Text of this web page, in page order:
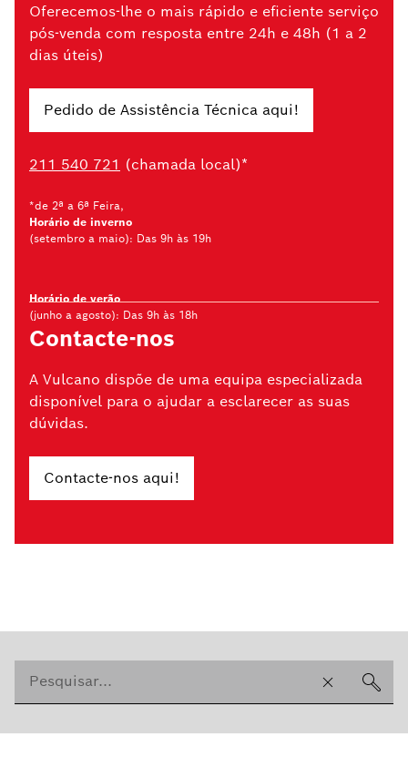
Oferecemos-lhe o mais rápido e eficiente serviço
pós-venda com resposta entre 24h e 48h (1 a 2
dias úteis)
Pedido de Assistência Técnica aqui!
211 540 721 (chamada local)*
*de 2ª a 6ª Feira,
Horário de inverno
(setembro a maio): Das 9h às 19h
Horário de verão
(junho a agosto): Das 9h às 18h
Contacte-nos
A Vulcano dispõe de uma equipa especializada
disponível para o ajudar a esclarecer as suas
dúvidas.
Contacte-nos aqui!